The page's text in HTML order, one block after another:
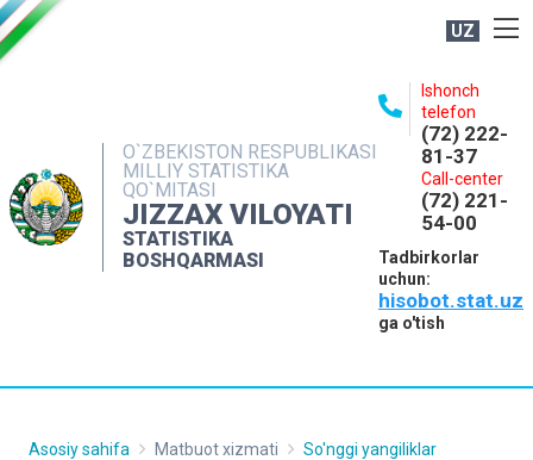
UZ
O`ZBEKISTON RESPUBLIKASI
MILLIY STATISTIKA
QO`MITASI
JIZZAX VILOYATI
STATISTIKA
BOSHQARMASI
Ishonch
telefon
(72) 222-
81-37
Call-center
(72) 221-
54-00
Tadbirkorlar
uchun:
hisobot.stat.uz
ga o'tish
NASHRLAR
INTERAKTIV XIZMATLAR
MATBUOT XIZMATI
Asosiy sahifa Matbuot xizmati So'nggi yangiliklar